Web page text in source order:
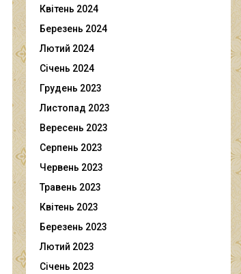
Квітень 2024
Березень 2024
Лютий 2024
Січень 2024
Грудень 2023
Листопад 2023
Вересень 2023
Серпень 2023
Червень 2023
Травень 2023
Квітень 2023
Березень 2023
Лютий 2023
Січень 2023